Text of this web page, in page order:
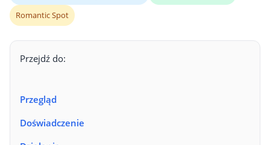
Romantic Spot
Przejdź do:
Przegląd
Doświadczenie